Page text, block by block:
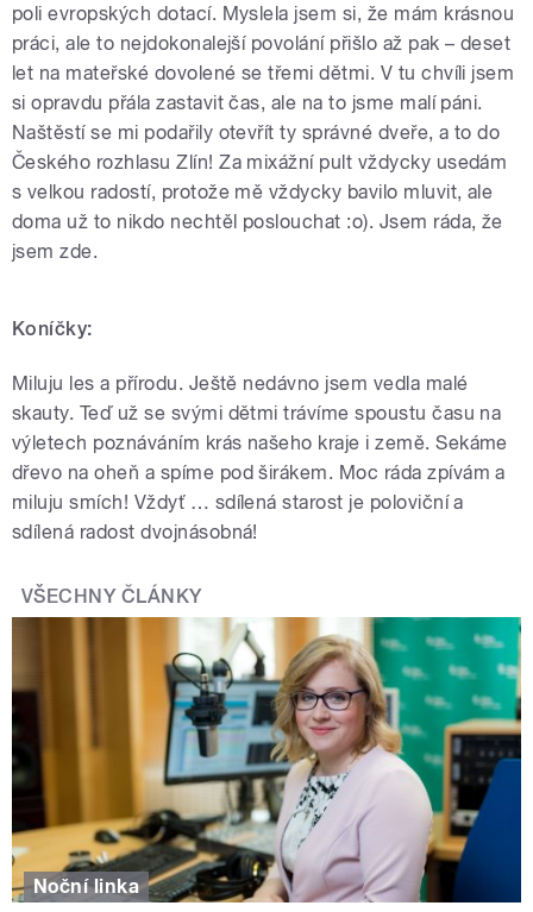
poli evropských dotací. Myslela jsem si, že mám krásnou
práci, ale to nejdokonalejší povolání přišlo až pak – deset
let na mateřské dovolené se třemi dětmi. V tu chvíli jsem
si opravdu přála zastavit čas, ale na to jsme malí páni.
Naštěstí se mi podařily otevřít ty správné dveře, a to do
Českého rozhlasu Zlín! Za mixážní pult vždycky usedám
s velkou radostí, protože mě vždycky bavilo mluvit, ale
doma už to nikdo nechtěl poslouchat :o). Jsem ráda, že
jsem zde.
Koníčky:
Miluju les a přírodu. Ještě nedávno jsem vedla malé
skauty. Teď už se svými dětmi trávíme spoustu času na
výletech poznáváním krás našeho kraje i země. Sekáme
dřevo na oheň a spíme pod širákem. Moc ráda zpívám a
miluju smích! Vždyť … sdílená starost je poloviční a
sdílená radost dvojnásobná!
VŠECHNY ČLÁNKY
Noční linka